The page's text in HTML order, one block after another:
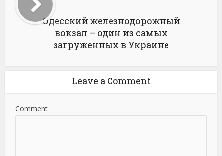
Одесский железнодорожный
вокзал – один из самых
загруженных в Украине
Leave a Comment
Comment